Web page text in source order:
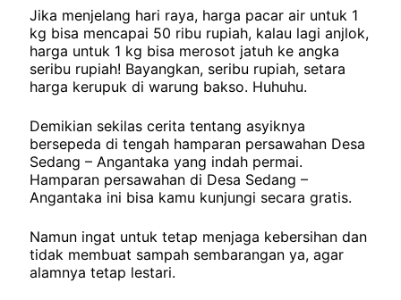
Jika menjelang hari raya, harga pacar air untuk 1
kg bisa mencapai 50 ribu rupiah, kalau lagi anjlok,
harga untuk 1 kg bisa merosot jatuh ke angka
seribu rupiah! Bayangkan, seribu rupiah, setara
harga kerupuk di warung bakso. Huhuhu.
Demikian sekilas cerita tentang asyiknya
bersepeda di tengah hamparan persawahan Desa
Sedang – Angantaka yang indah permai.
Hamparan persawahan di Desa Sedang –
Angantaka ini bisa kamu kunjungi secara gratis.
Namun ingat untuk tetap menjaga kebersihan dan
tidak membuat sampah sembarangan ya, agar
alamnya tetap lestari.